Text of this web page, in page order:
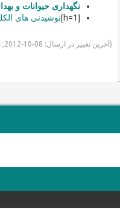
نگهداری حیوانات و
[h=1]
نوشیدنی های
(آخرین تغییر در ارسال: 08-10-2012, 11:54 PM توسط